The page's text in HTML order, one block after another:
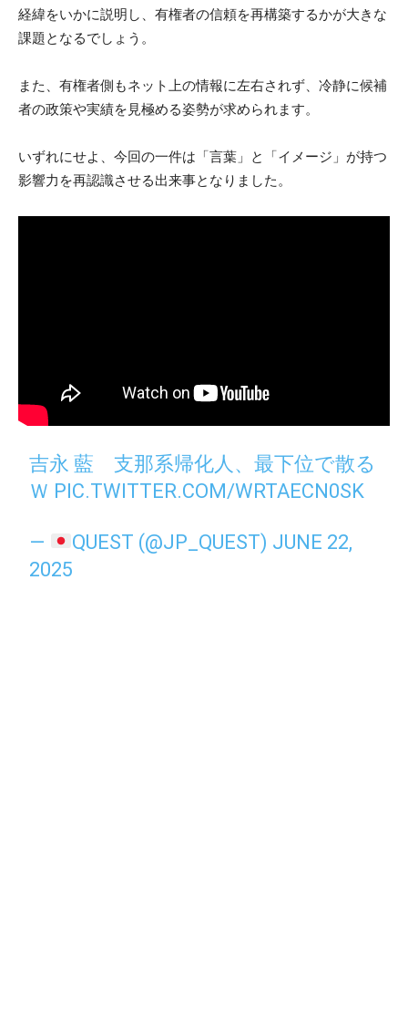
経緯をいかに説明し、有権者の信頼を再構築するかが大きな
課題となるでしょう。
また、有権者側もネット上の情報に左右されず、冷静に候補
者の政策や実績を見極める姿勢が求められます。
いずれにせよ、今回の一件は「言葉」と「イメージ」が持つ
影響力を再認識させる出来事となりました。
吉永 藍 支那系帰化人、最下位で散る
Ｗ PIC.TWITTER.COM/WRTAECN0SK
— QUEST (@JP_QUEST) JUNE 22,
2025